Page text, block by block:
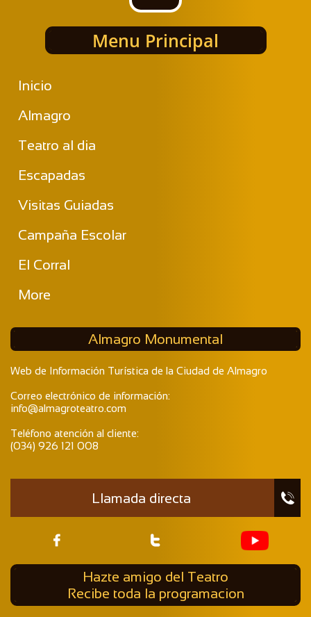
Menu Principal
Inicio
Almagro
Teatro al dia
Escapadas
Visitas Guiadas
Campaña Escolar
El Corral
More
Almagro Monumental
Web de Información Turística de la Ciudad de Almagro
Correo electrónico de información:
info@almagroteatro.com
Teléfono atención al cliente:
(034) 926 121 008
Llamada directa 
 
Hazte amigo del Teatro
Recibe toda la programacion